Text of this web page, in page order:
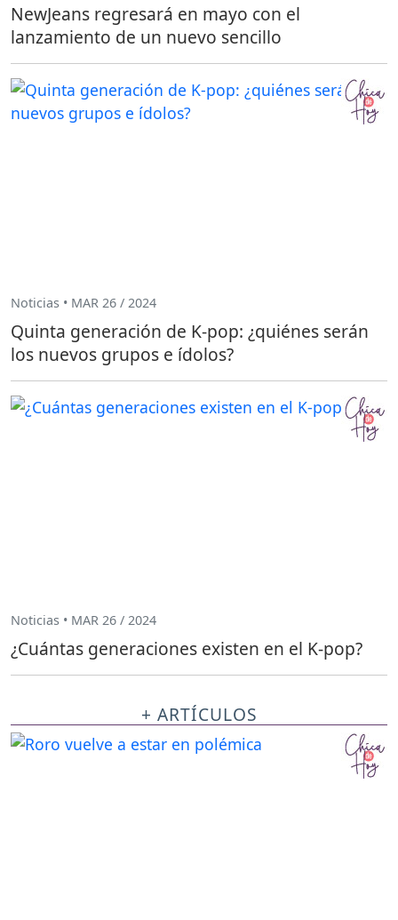
NewJeans regresará en mayo con el
lanzamiento de un nuevo sencillo
Noticias • MAR 26 / 2024
Quinta generación de K-pop: ¿quiénes serán
los nuevos grupos e ídolos?
Noticias • MAR 26 / 2024
¿Cuántas generaciones existen en el K-pop?
+ ARTÍCULOS